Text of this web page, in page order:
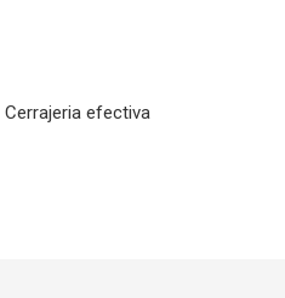
Cerrajeria efectiva